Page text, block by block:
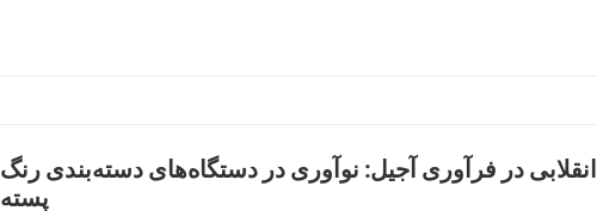
انقلابی در فرآوری آجیل: نوآوری در دستگاه‌های دسته‌بندی رنگ
پسته